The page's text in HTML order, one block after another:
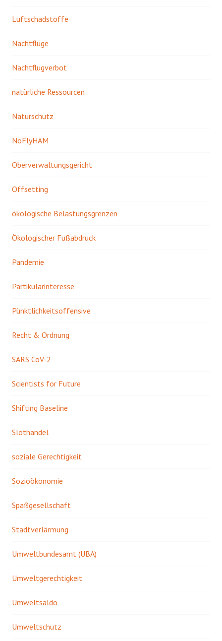
Luftschadstoffe
Nachtflüge
Nachtflugverbot
natürliche Ressourcen
Naturschutz
NoFlyHAM
Oberverwaltungsgericht
Offsetting
ökologische Belastungsgrenzen
Ökologischer Fußabdruck
Pandemie
Partikularinteresse
Pünktlichkeitsoffensive
Recht & Ordnung
SARS CoV-2
Scientists for Future
Shifting Baseline
Slothandel
soziale Gerechtigkeit
Sozioökonomie
Spaßgesellschaft
Stadtverlärmung
Umweltbundesamt (UBA)
Umweltgerechtigkeit
Umweltsaldo
Umweltschutz